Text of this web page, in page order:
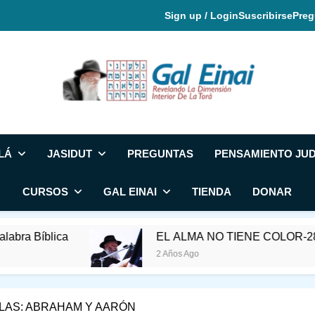
Sign up / LoginSuscribirse
Gal Einai En
JASIDUT PREGUNTAS PENSAMIENTO
CURSOS GAL EINAI TIENDA DONAR
EL ALMA NO TIENE COLOR-28 DE
2 Años Ago
ABRAHAM Y AARÓN